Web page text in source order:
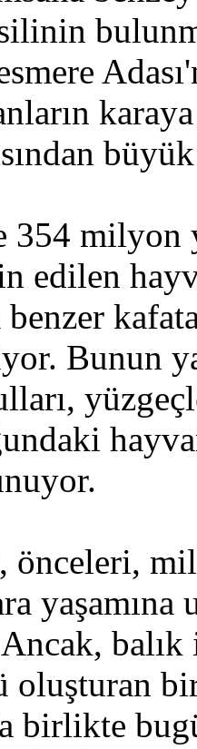
milyon
edilen
Bunun
önceleri,
oluşturan
birlikte